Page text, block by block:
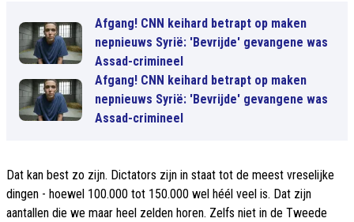
Afgang! CNN keihard betrapt op maken
nepnieuws Syrië: 'Bevrijde' gevangene was
Assad-crimineel
Afgang! CNN keihard betrapt op maken
nepnieuws Syrië: 'Bevrijde' gevangene was
Assad-crimineel
Dat kan best zo zijn. Dictators zijn in staat tot de meest vreselijke
dingen - hoewel 100.000 tot 150.000 wel héél veel is. Dat zijn
aantallen die we maar heel zelden horen. Zelfs niet in de Tweede